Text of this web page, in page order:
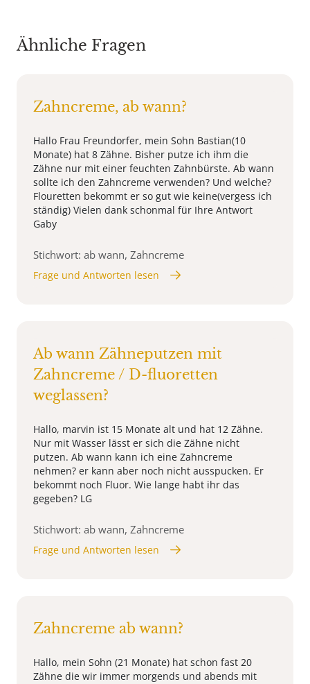
Ähnliche Fragen
Zahncreme, ab wann?
Hallo Frau Freundorfer, mein Sohn Bastian(10
Monate) hat 8 Zähne. Bisher putze ich ihm die
Zähne nur mit einer feuchten Zahnbürste. Ab wann
sollte ich den Zahncreme verwenden? Und welche?
Flouretten bekommt er so gut wie keine(vergess ich
ständig) Vielen dank schonmal für Ihre Antwort
Gaby
Stichwort: ab wann, Zahncreme
Frage und Antworten lesen
Ab wann Zähneputzen mit
Zahncreme / D-fluoretten
weglassen?
Hallo, marvin ist 15 Monate alt und hat 12 Zähne.
Nur mit Wasser lässt er sich die Zähne nicht
putzen. Ab wann kann ich eine Zahncreme
nehmen? er kann aber noch nicht ausspucken. Er
bekommt noch Fluor. Wie lange habt ihr das
gegeben? LG
Stichwort: ab wann, Zahncreme
Frage und Antworten lesen
Zahncreme ab wann?
Hallo, mein Sohn (21 Monate) hat schon fast 20
Zähne die wir immer morgends und abends mit